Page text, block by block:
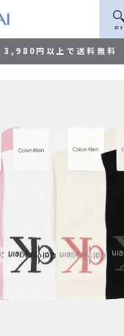
3,980円以上で送料無料
探 す